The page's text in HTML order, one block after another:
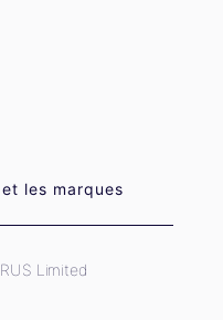
les marques
Limited